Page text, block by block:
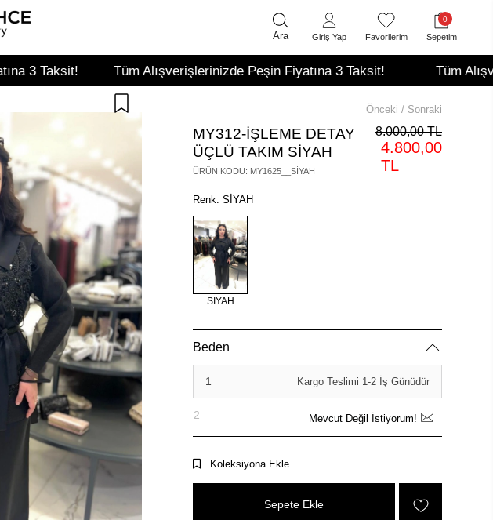
Tüm Alışverişlerinizde Peşin Fiyatına 3 Taksit! Tüm Alışverişlerinizde
Ara Giriş Yap Favorilerim
0
Sepetim
Önceki / Sonraki
MY312-İŞLEME DETAY
ÜÇLÜ TAKIM SİYAH
ÜRÜN KODU: MY1625__SİYAH
8.000,00 TL
4.800,00
TL
Renk: SİYAH
SİYAH
Beden
1 Kargo Teslimi 1-2 İş Günüdür
2 Mevcut Değil İstiyorum!
Koleksiyona Ekle
Sepete Ekle